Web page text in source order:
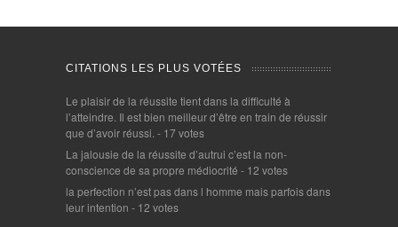
CITATIONS LES PLUS VOTÉES
Le plaisir de la réussite tient dans la difficulté à
l’atteindre. Il est bien meilleur d’être en train de réussir
que d’avoir réussi. - 17 votes
La jalousie de la réussite d’autrui c’est la non-
conscience de sa propre médiocrité - 12 votes
la perfection n’est pas dans l homme mais parfois dans
leur intention - 12 votes